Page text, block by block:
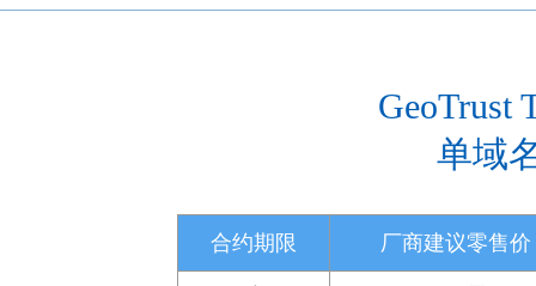
GeoTrust
单域
合约期限 厂商建议零售价